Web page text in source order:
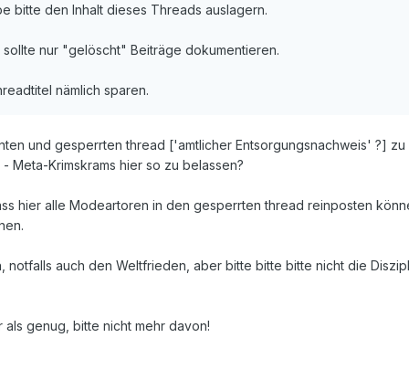
bitte den Inhalt dieses Threads auslagern.
nur "gelöscht" Beiträge dokumentieren.
nämlich sparen.
und gesperrten thread ['amtlicher Entsorgungsnachweis' ?]
Meta-Krimskrams hier so zu belassen?
hier alle Modeartoren in den gesperrten thread reinposten
notfalls auch den Weltfrieden, aber bitte bitte bitte nicht die
als genug, bitte nicht mehr davon!